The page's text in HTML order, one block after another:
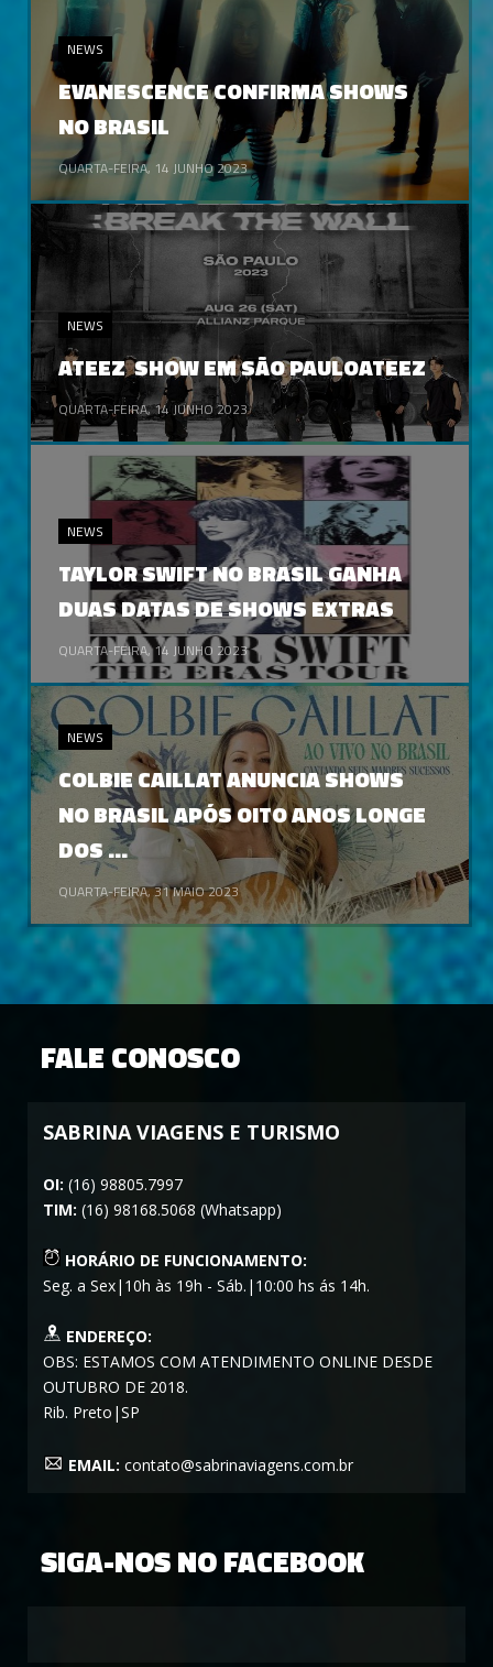
QUARTA-FEIRA, 14 JUNHO 2023
NEWS
EVANESCENCE CONFIRMA SHOWS
NO BRASIL
QUARTA-FEIRA, 14 JUNHO 2023
NEWS
ATEEZ SHOW EM SÃO PAULOATEEZ
QUARTA-FEIRA, 14 JUNHO 2023
NEWS
TAYLOR SWIFT NO BRASIL GANHA
DUAS DATAS DE SHOWS EXTRAS
QUARTA-FEIRA, 31 MAIO 2023
NEWS
COLBIE CAILLAT ANUNCIA SHOWS
NO BRASIL APÓS OITO ANOS LONGE
DOS ...
FALE CONOSCO
SABRINA VIAGENS E TURISMO
OI: (16) 98805.7997
TIM: (16) 98168.5068 (Whatsapp)
HORÁRIO DE FUNCIONAMENTO:
Seg. a Sex|10h às 19h - Sáb.|10:00 hs ás 14h.
ENDEREÇO:
OBS: ESTAMOS COM ATENDIMENTO ONLINE DESDE
OUTUBRO DE 2018.
Rib. Preto|SP
EMAIL: contato@sabrinaviagens.com.br
SIGA-NOS NO FACEBOOK